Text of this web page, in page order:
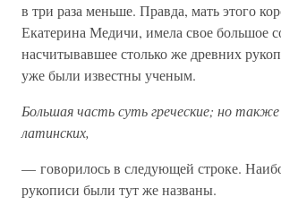
в три раза меньше. Правда, мать этого
Екатерина Медичи, имела свое большое
насчитывавшее столько же древних
уже были известны ученым.
Большая часть суть греческие; но
латинских,
— говорилось в следующей строке.
рукописи были тут же названы.